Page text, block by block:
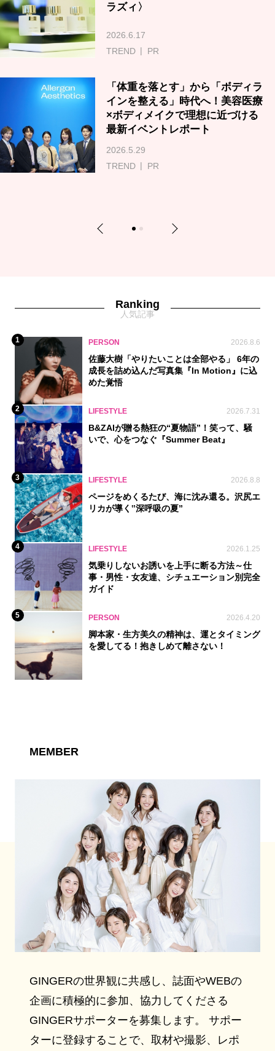
ラズィ〉
2026.6.17
TREND
PR
「体重を落とす」から「ボディラ
インを整える」時代へ！美容医療
×ボディメイクで理想に近づける
最新イベントレポート
2026.5.29
TREND
PR
Previous 1 2 Next
Ranking
人気記事
1 PERSON 2026.8.6
佐藤大樹「やりたいことは全部やる」 6年の
成長を詰め込んだ写真集『In Motion』に込
めた覚悟
2 LIFESTYLE 2026.7.31
B&ZAIが贈る熱狂の“夏物語”！笑って、騒
いで、心をつなぐ『Summer Beat』
3 LIFESTYLE 2026.8.8
ページをめくるたび、海に沈み還る。沢尻エ
リカが導く‟深呼吸の夏”
4 LIFESTYLE 2026.1.25
気乗りしないお誘いを上手に断る方法～仕
事・男性・女友達、シチュエーション別完全
ガイド
5 PERSON 2026.4.20
脚本家・生方美久の精神は、運とタイミング
を愛してる！抱きしめて離さない！
MEMBER
GINGERの世界観に共感し、誌面やWEBの
企画に積極的に参加、協力してくださる
GINGERサポーターを募集します。 サポー
ターに登録することで、取材や撮影、レポ